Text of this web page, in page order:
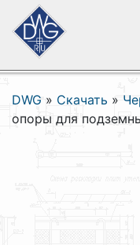
DWG » Скачать »
опоры для